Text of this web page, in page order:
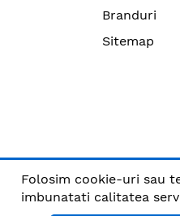
Branduri
Sitemap
Toate drepturile rezervate.
Folosim cookie-uri sau
imbunatati calitatea